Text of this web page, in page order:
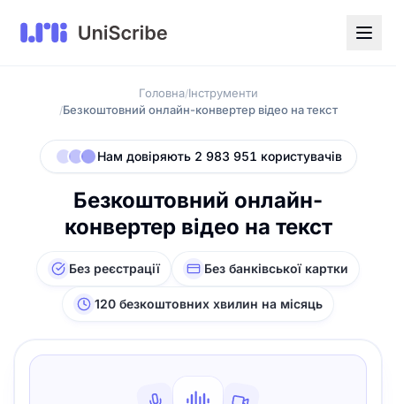
Головна/Інструменти
/Безкоштовний онлайн-конвертер відео на текст
Нам довіряють 2 983 951 користувачів
Безкоштовний онлайн-
конвертер відео на текст
Без реєстрації Без банківської картки
120 безкоштовних хвилин на місяць